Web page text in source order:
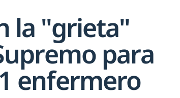
la "grieta"
para
enfermero